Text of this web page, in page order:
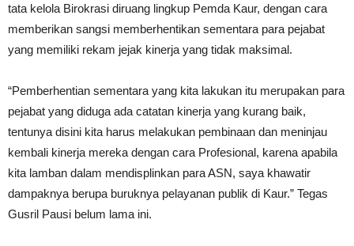
tata kelola Birokrasi diruang lingkup Pemda Kaur, dengan cara
memberikan sangsi memberhentikan sementara para pejabat
yang memiliki rekam jejak kinerja yang tidak maksimal.
“Pemberhentian sementara yang kita lakukan itu merupakan para
pejabat yang diduga ada catatan kinerja yang kurang baik,
tentunya disini kita harus melakukan pembinaan dan meninjau
kembali kinerja mereka dengan cara Profesional, karena apabila
kita lamban dalam mendisplinkan para ASN, saya khawatir
dampaknya berupa buruknya pelayanan publik di Kaur.” Tegas
Gusril Pausi belum lama ini.